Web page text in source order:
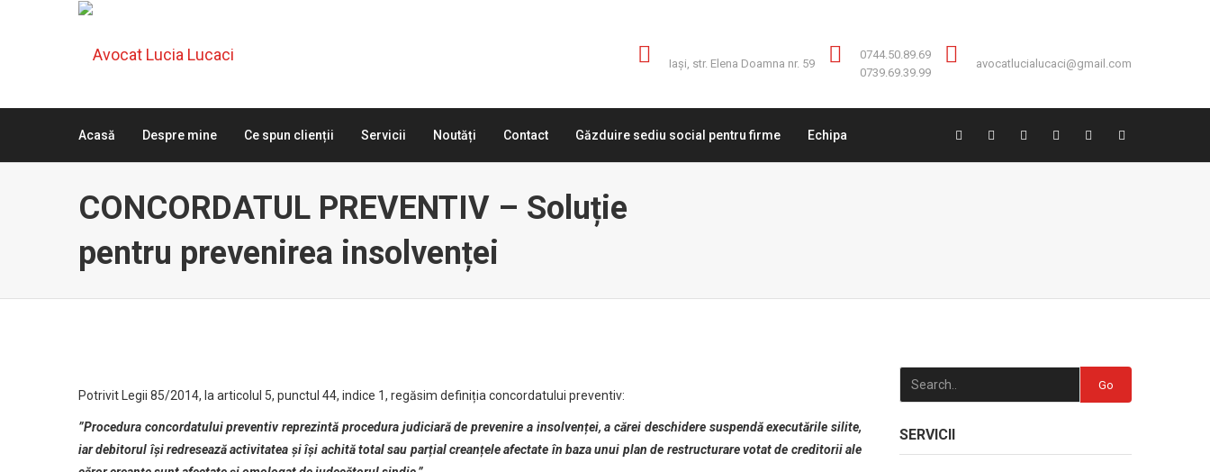
Iaşi, str. Elena Doamna nr. 59
0744.50.89.69
0739.69.39.99
avocatlucialucaci@gmail.com
Acasă Despre mine Ce spun clienții Servicii Noutăți Contact Găzduire sediu social pentru firme Echipa
CONCORDATUL PREVENTIV – Soluție
pentru prevenirea insolvenței
Potrivit Legii 85/2014, la articolul 5, punctul 44, indice 1, regăsim definiția concordatului preventiv:
”Procedura concordatului preventiv reprezintă procedura judiciară de prevenire a insolvenței, a cărei deschidere suspendă executările silite,
iar debitorul își redresează activitatea și își achită total sau parțial creanțele afectate în baza unui plan de restructurare votat de creditorii ale
Go
SERVICII